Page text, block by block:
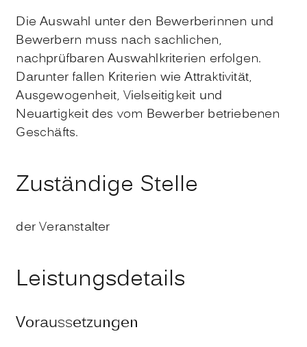
Die Auswahl unter den Bewerberinnen und
Bewerbern muss nach sachlichen,
nachprüfbaren Auswahlkriterien erfolgen.
Darunter fallen Kriterien wie Attraktivität,
Ausgewogenheit, Vielseitigkeit und
Neuartigkeit des vom Bewerber betriebenen
Geschäfts.
Zuständige Stelle
der Veranstalter
Leistungsdetails
Voraussetzungen